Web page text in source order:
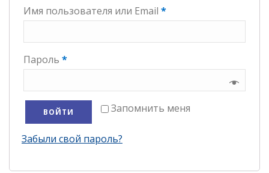
Имя пользователя или Email *
Пароль *
Запомнить меня
ВОЙТИ
Забыли свой пароль?